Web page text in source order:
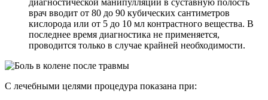
врач вводит от 80 до 90 кубических сантиметров
кислорода или от 5 до 10 мл контрастного вещества. В
последнее время диагностика не применяется,
проводится только в случае крайней необходимости.
С лечебными целями процедура показана при: